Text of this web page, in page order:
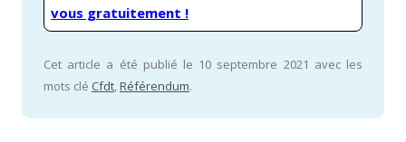
vous gratuitement !
Cet article a été publié le 10 septembre 2021 avec les
mots clé Cfdt Référendum.